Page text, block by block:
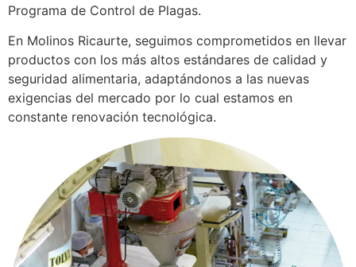
Programa de Control de Plagas.
En Molinos Ricaurte, seguimos comprometidos en llevar
productos con los más altos estándares de calidad y
seguridad alimentaria, adaptándonos a las nuevas
exigencias del mercado por lo cual estamos en
constante renovación tecnológica.